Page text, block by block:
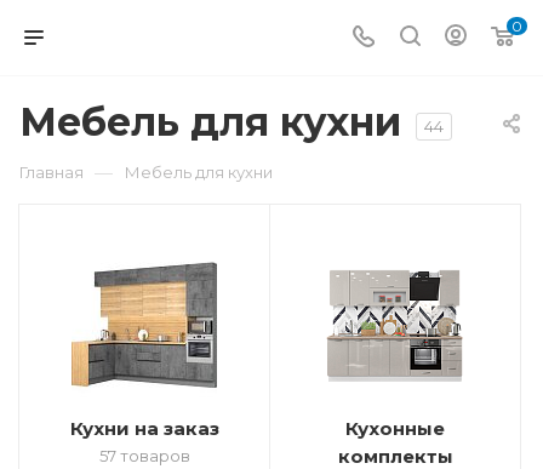
0
Мебель для кухни 44
Главная — Мебель для кухни
Кухни на заказ
57 товаров
Кухонные
комплекты